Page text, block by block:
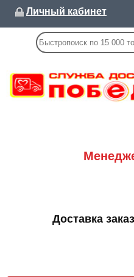
Личный кабинет
Доставка